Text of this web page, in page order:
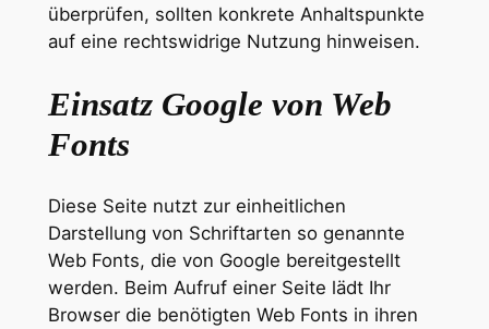
überprüfen, sollten konkrete Anhaltspunkte
auf eine rechtswidrige Nutzung hinweisen.
Einsatz Google von Web
Fonts
Diese Seite nutzt zur einheitlichen
Darstellung von Schriftarten so genannte
Web Fonts, die von Google bereitgestellt
werden. Beim Aufruf einer Seite lädt Ihr
Browser die benötigten Web Fonts in ihren